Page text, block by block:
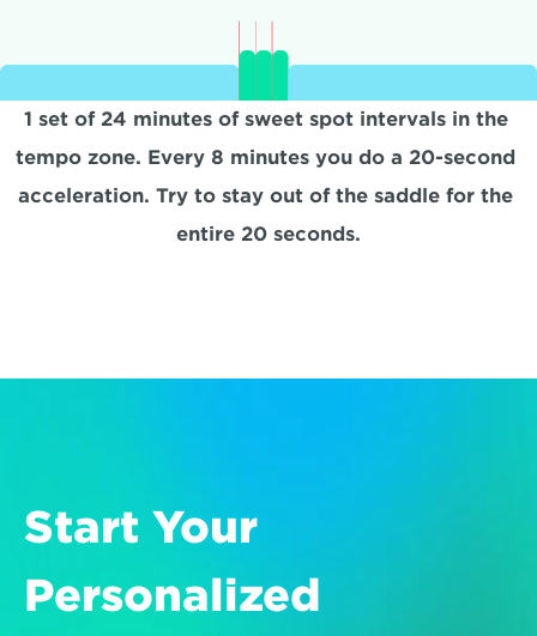
1 set of 24 minutes of sweet spot intervals in the
tempo zone. Every 8 minutes you do a 20-second
acceleration. Try to stay out of the saddle for the
entire 20 seconds.
Start Your
Personalized